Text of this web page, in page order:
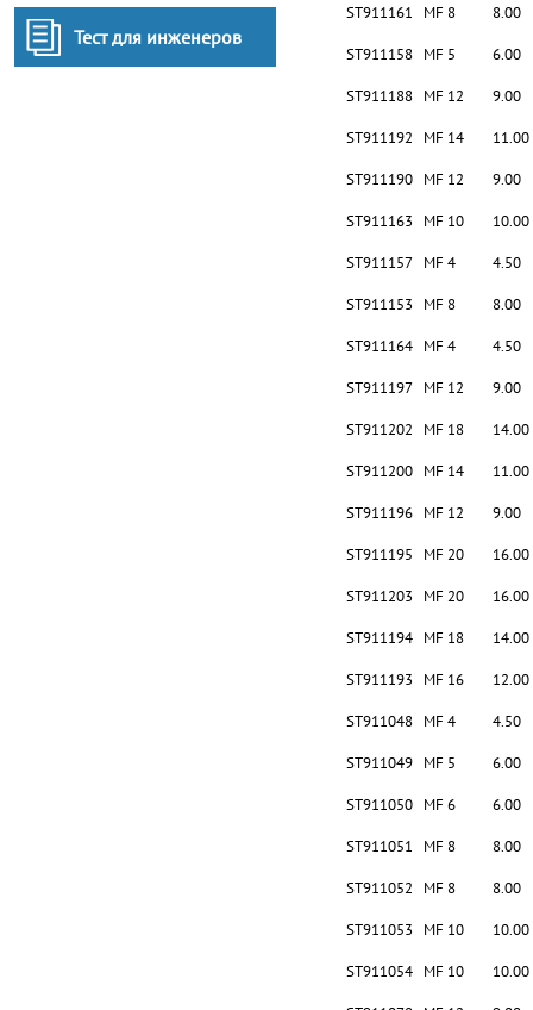
Тест для инженеров
ST911161 MF 8 8.00
ST911158 MF 5 6.00
ST911188 MF 12 9.00
ST911192 MF 14 11.00
ST911190 MF 12 9.00
ST911163 MF 10 10.00
ST911157 MF 4 4.50
ST911153 MF 8 8.00
ST911164 MF 4 4.50
ST911197 MF 12 9.00
ST911202 MF 18 14.00
ST911200 MF 14 11.00
ST911196 MF 12 9.00
ST911195 MF 20 16.00
ST911203 MF 20 16.00
ST911194 MF 18 14.00
ST911193 MF 16 12.00
ST911048 MF 4 4.50
ST911049 MF 5 6.00
ST911050 MF 6 6.00
ST911051 MF 8 8.00
ST911052 MF 8 8.00
ST911053 MF 10 10.00
ST911054 MF 10 10.00